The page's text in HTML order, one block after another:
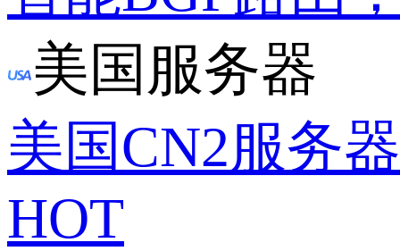
美国服务器
美国CN2服务器
HOT